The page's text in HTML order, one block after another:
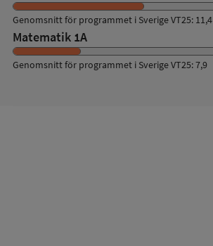
Genomsnitt för programmet i Sverige VT25: 11,4
Matematik 1A
Genomsnitt för programmet i Sverige VT25: 7,9